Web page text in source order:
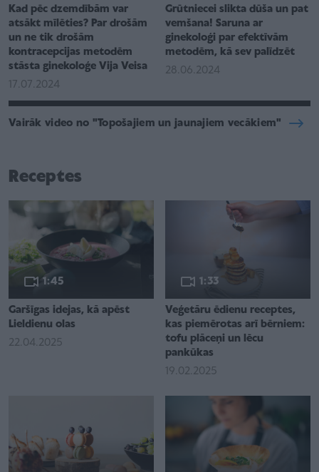
Kad pēc dzemdībām var
atsākt mīlēties? Par drošām
un ne tik drošām
kontracepcijas metodēm
stāsta ginekoloģe Vija Veisa
17.07.2024
Grūtniecei slikta dūša un pat
vemšana! Saruna ar
ginekoloģi par efektīvām
metodēm, kā sev palīdzēt
28.06.2024
Vairāk video no "Topošajiem un jaunajiem vecākiem"
Receptes
1:45
Garšīgas idejas, kā apēst
Lieldienu olas
22.04.2025
1:33
Veģetāru ēdienu receptes,
kas piemērotas arī bērniem:
tofu plāceņi un lēcu
pankūkas
19.02.2025